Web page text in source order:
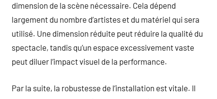
dimension de la scène nécessaire. Cela dépend
largement du nombre d’artistes et du matériel qui sera
utilisé. Une dimension réduite peut réduire la qualité du
spectacle, tandis qu’un espace excessivement vaste
peut diluer l’impact visuel de la performance.
Par la suite, la robustesse de l’installation est vitale. Il